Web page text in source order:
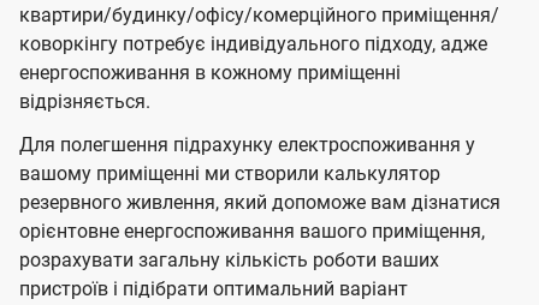
квартири/будинку/офісу/комерційного приміщення/
коворкінгу потребує індивідуального підходу, адже
енергоспоживання в кожному приміщенні
відрізняється.
Для полегшення підрахунку електроспоживання у
вашому приміщенні ми створили калькулятор
резервного живлення, який допоможе вам дізнатися
орієнтовне енергоспоживання вашого приміщення,
розрахувати загальну кількість роботи ваших
пристроїв і підібрати оптимальний варіант